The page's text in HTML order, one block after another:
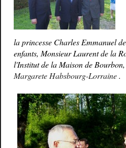
la princesse Charles Emmanuel
enfants, Monsieur Laurent de la
l'Institut de la Maison de Bourbon,
Margarete Habsbourg-Lorraine.